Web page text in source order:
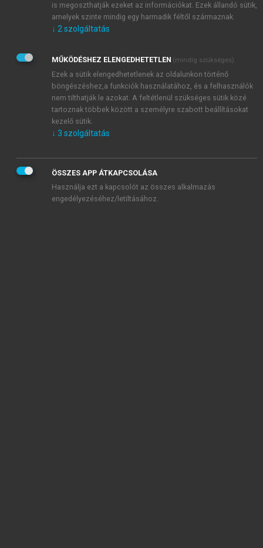
Kérek értesítést a MeRSZ újdonságairól, akcióiról.
Kérek értesítést az Akadémiai Kiadó Zrt. újdonságairól,
Adatkezelési tájékoztatóbanfoglaltakat tudomásul
veszem és elfogadom.
Általános vásárlási feltételeket, valamint a szotar.netés a
mersz.huoldalak licencszerződéseiben foglaltakat
tudomásul veszem és elfogadom.
KIPRÓBÁLOM
is megoszthatják ezeket az információkat. Ezek állandó sütik,
amelyek szinte mindig egy harmadik féltől származnak.
↓ 2 szolgáltatás
MŰKÖDÉSHEZ ELENGEDHETETLEN (mindig szükséges)
Ezek a sütik elengedhetetlenek az oldalunkon történő
böngészéshez,a funkciók használatához, és a felhasználók
nem tilthatják le azokat. A feltétlenül szükséges sütik közé
tartoznak többek között a személyre szabott beállításokat
kezelő sütik.
↓ 3 szolgáltatás
ÖSSZES APP ÁTKAPCSOLÁSA
Használja ezt a kapcsolót az összes alkalmazás
engedélyezéséhez/letiltásához.